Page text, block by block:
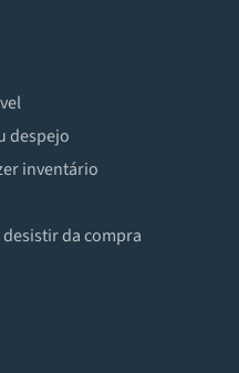
despejo
inventário
da compra